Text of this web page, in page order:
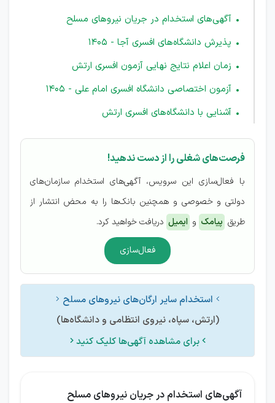
آگهی‌های استخدام در جریان نیروهای مسلح
پذیرش دانشگاه‌های افسری آجا - 1405
زمان اعلام نتایج نهایی آزمون افسری ارتش
آزمون اختصاصی دانشگاه افسری امام علی - 1405
آشنایی با دانشگاه‌های افسری ارتش
فرصت‌های شغلی را از دست ندهید!
با فعال‌سازی این سرویس، آگهی‌های استخدام سازمان‌های
دولتی و خصوصی و همچنین بانک‌ها را به محض انتشار از
طریق پیامک و ایمیل دریافت خواهید کرد.
فعال‌سازی
 استخدام سایر ارگان‌های نیروهای مسلح 
(ارتش، سپاه، نیروی انتظامی و دانشگاه‌ها)
 برای مشاهده آگهی‌ها کلیک کنید
آگهی‌های استخدام در جریان نیروهای مسلح